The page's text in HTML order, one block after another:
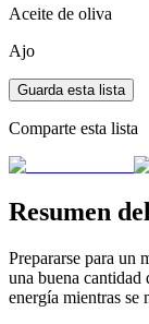
Aceite de oliva
Ajo
Guarda esta lista
Comparte esta lista
Resumen
Prepararse para un
una buena cantidad
energía mientras se